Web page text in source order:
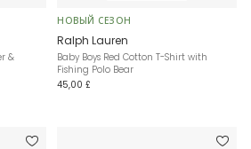
&
НОВЫЙ СЕЗОН
Ralph Lauren
Baby Boys Red Cotton T-Shirt with
Fishing Polo Bear
45,00 £